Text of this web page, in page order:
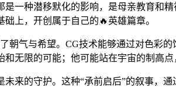
一种潜移默化的影响，是母亲教育和
上，开创属于自己的🔥英雄篇章。
朝气与希望。CG技术能够通过对色彩
无限的可能；他可能站在宇宙的制高
来的守护。这种“承前启后”的叙事，